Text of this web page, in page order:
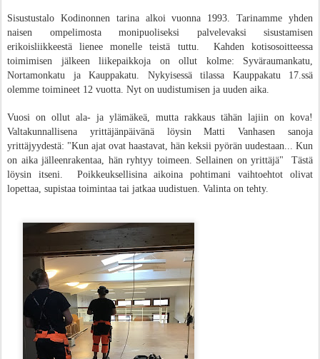
Sisustustalo Kodinonnen tarina alkoi vuonna 1993. Tarinamme yhden
naisen ompelimosta monipuoliseksi palvelevaksi sisustamisen
erikoisliikkeestä lienee monelle teistä tuttu. Kahden kotisosoitteessa
toimimisen jälkeen liikepaikkoja on ollut kolme: Syväraumankatu,
Nortamonkatu ja Kauppakatu. Nykyisessä tilassa Kauppakatu 17.ssä
olemme toimineet 12 vuotta. Nyt on uudistumisen ja uuden aika.
Vuosi on ollut ala- ja ylämäkeä, mutta rakkaus tähän lajiin on kova!
Valtakunnallisena yrittäjänpäivänä löysin Matti Vanhasen sanoja
yrittäjyydestä: "Kun ajat ovat haastavat, hän keksii pyörän uudestaan... Kun
on aika jälleenrakentaa, hän ryhtyy toimeen. Sellainen on yrittäjä" Tästä
löysin itseni. Poikkeuksellisina aikoina pohtimani vaihtoehtot olivat
lopettaa, supistaa toimintaa tai jatkaa uudistuen. Valinta on tehty.